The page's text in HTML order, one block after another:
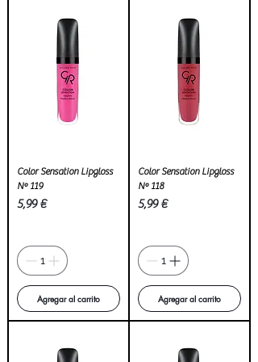
Color Sensation Lipgloss
Nº 119
Precio
5,99 €
Agregar al carrito
Color Sensation Lipgloss
Nº 118
Precio
5,99 €
Agregar al carrito